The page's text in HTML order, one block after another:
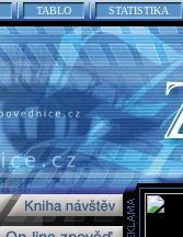
TABLO STATISTIKA